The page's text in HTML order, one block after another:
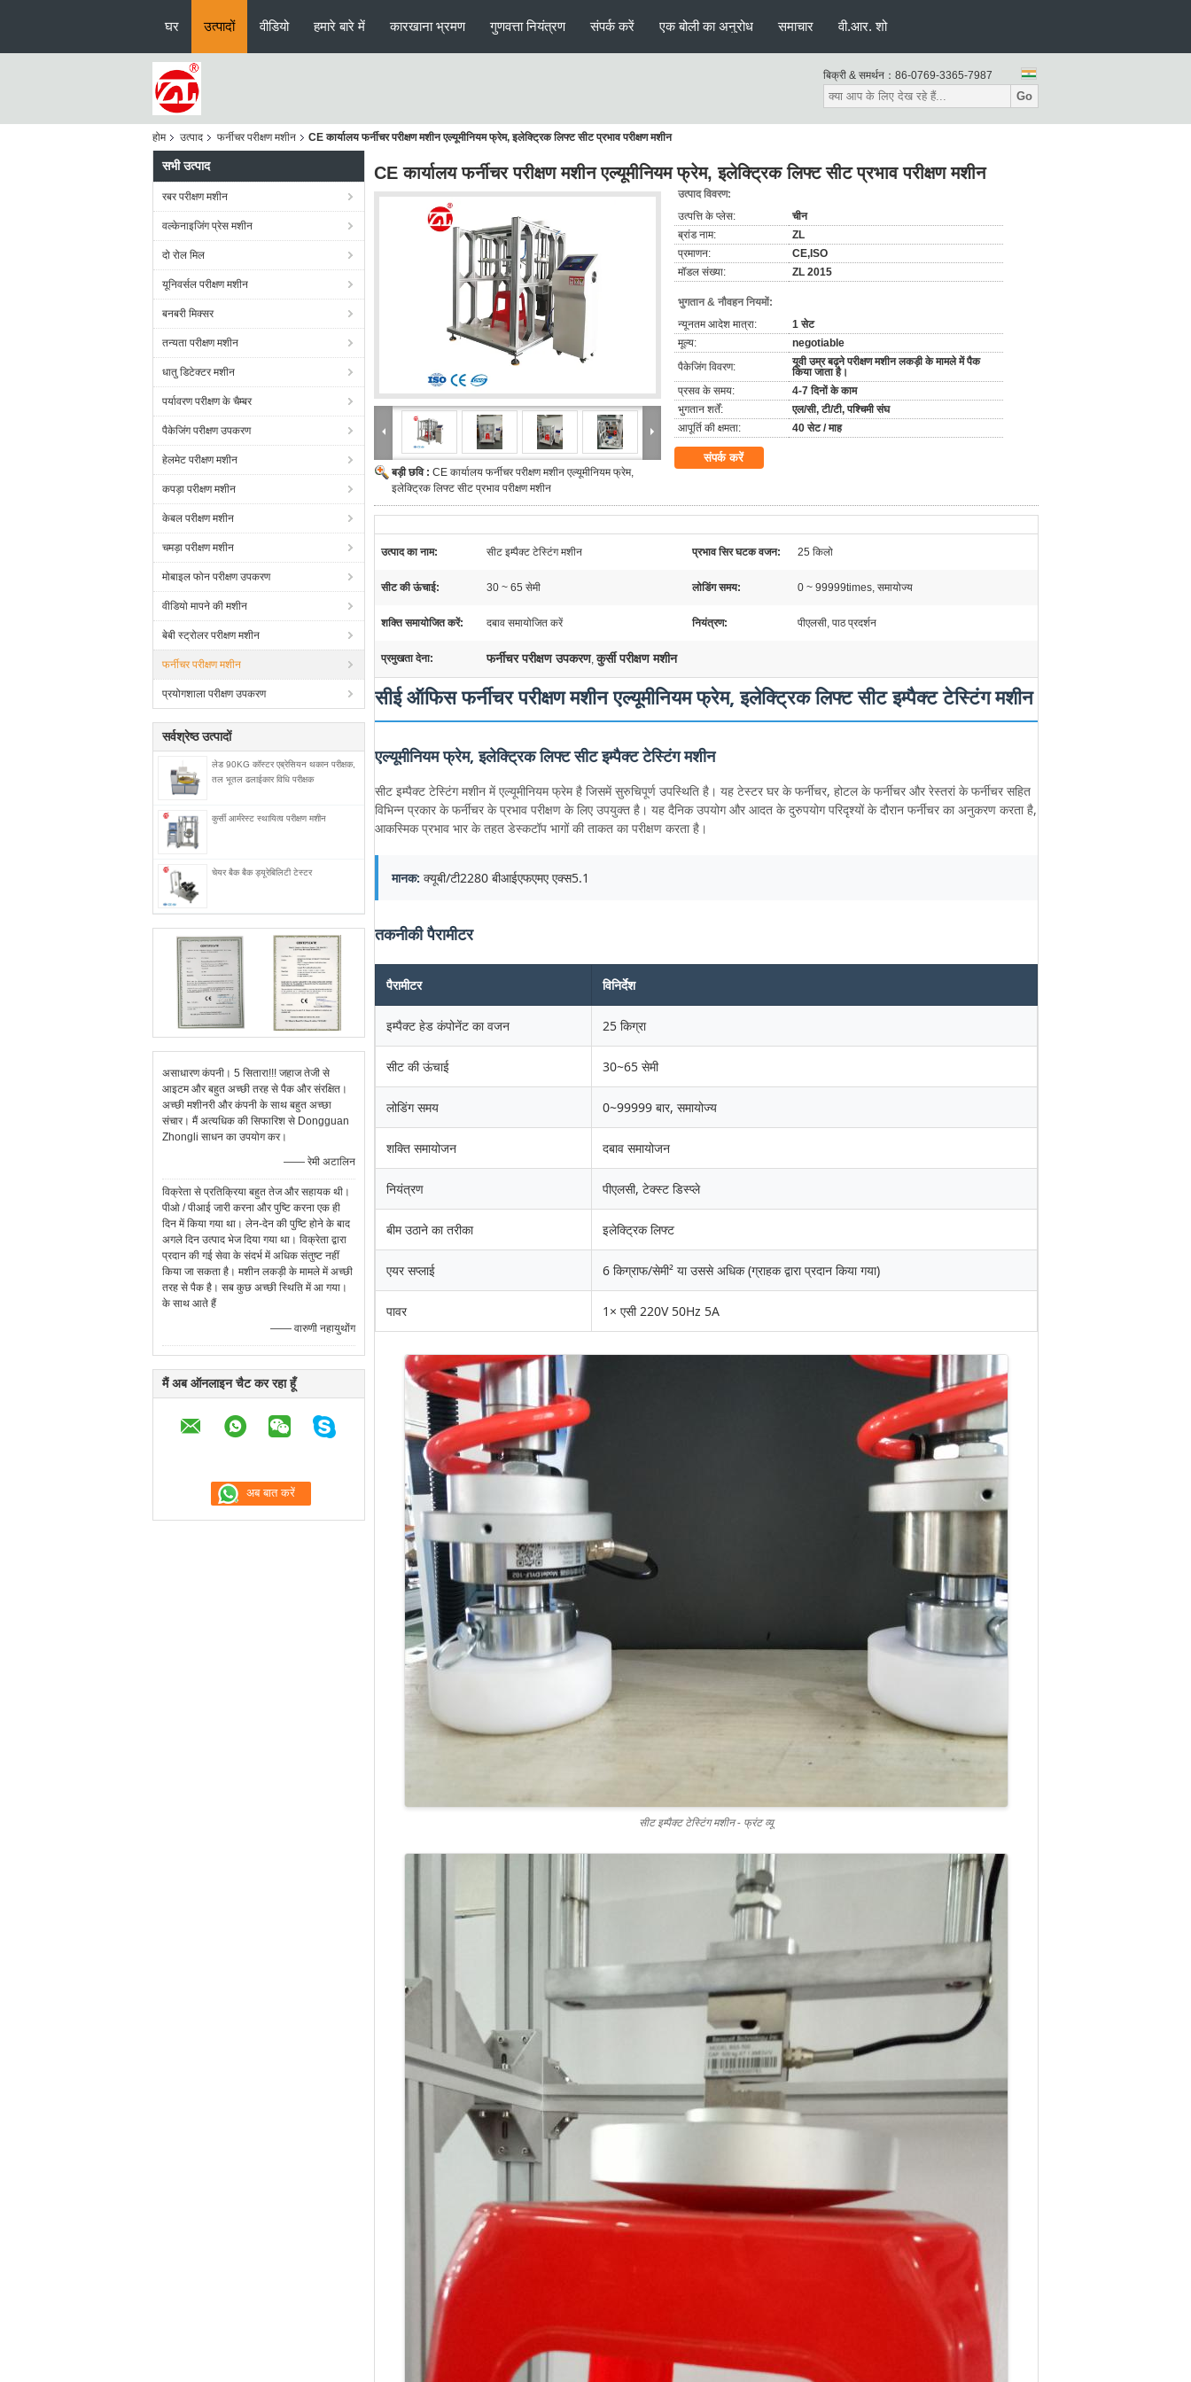
घर उत्पादों वीडियो हमारे बारे में कारखाना भ्रमण गुणवत्ता नियंत्रण संपर्क करें एक बोली का अनुरोध समाचार वी.आर. शो
बिक्री & समर्थन： 86-0769-3365-7987
Go
होम उत्पाद फर्नीचर परीक्षण मशीन CE कार्यालय फर्नीचर परीक्षण मशीन एल्यूमीनियम फ्रेम, इलेक्ट्रिक लिफ्ट सीट प्रभाव परीक्षण मशीन
सभी उत्पाद
रबर परीक्षण मशीन
वल्केनाइजिंग प्रेस मशीन
दो रोल मिल
यूनिवर्सल परीक्षण मशीन
बनबरी मिक्सर
तन्यता परीक्षण मशीन
धातु डिटेक्टर मशीन
पर्यावरण परीक्षण के चैम्बर
पैकेजिंग परीक्षण उपकरण
हेलमेट परीक्षण मशीन
कपड़ा परीक्षण मशीन
केबल परीक्षण मशीन
चमड़ा परीक्षण मशीन
मोबाइल फोन परीक्षण उपकरण
वीडियो मापने की मशीन
बेबी स्ट्रोलर परीक्षण मशीन
फर्नीचर परीक्षण मशीन
प्रयोगशाला परीक्षण उपकरण
सर्वश्रेष्ठ उत्पादों
लेड 90KG कॉस्टर एब्रेसियन थकान परीक्षक,
तल भूतल ढलाईकार विधि परीक्षक
कुर्सी आर्मरेस्ट स्थायित्व परीक्षण मशीन
चेयर बैक बैक ड्यूरेबिलिटी टेस्टर
असाधारण कंपनी। 5 सितारा!!! जहाज तेजी से
आइटम और बहुत अच्छी तरह से पैक और संरक्षित।
अच्छी मशीनरी और कंपनी के साथ बहुत अच्छा
संचार। मैं अत्यधिक की सिफारिश से Dongguan
Zhongli साधन का उपयोग कर।
—— रेमी अटालिन
विक्रेता से प्रतिक्रिया बहुत तेज और सहायक थी।
पीओ / पीआई जारी करना और पुष्टि करना एक ही
दिन में किया गया था। लेन-देन की पुष्टि होने के बाद
अगले दिन उत्पाद भेज दिया गया था। विक्रेता द्वारा
प्रदान की गई सेवा के संदर्भ में अधिक संतुष्ट नहीं
किया जा सकता है। मशीन लकड़ी के मामले में अच्छी
तरह से पैक है। सब कुछ अच्छी स्थिति में आ गया।
के साथ आते हैं
—— वारुणी नहायुथोंग
मैं अब ऑनलाइन चैट कर रहा हूँ
CE कार्यालय फर्नीचर परीक्षण मशीन एल्यूमीनियम फ्रेम, इलेक्ट्रिक लिफ्ट सीट प्रभाव परीक्षण मशीन
बड़ी छवि : CE कार्यालय फर्नीचर परीक्षण मशीन एल्यूमीनियम फ्रेम,
इलेक्ट्रिक लिफ्ट सीट प्रभाव परीक्षण मशीन
उत्पाद विवरण:
उत्पत्ति के प्लेस:
चीन
ब्रांड नाम:
ZL
प्रमाणन:
CE,ISO
मॉडल संख्या:
ZL 2015
भुगतान & नौवहन नियमों:
न्यूनतम आदेश मात्रा:
1 सेट
मूल्य:
negotiable
पैकेजिंग विवरण:
यूवी उम्र बढ़ने परीक्षण मशीन लकड़ी के मामले में पैक
किया जाता है।
प्रसव के समय:
4-7 दिनों के काम
भुगतान शर्तें:
एल/सी, टी/टी, पश्चिमी संघ
आपूर्ति की क्षमता:
40 सेट / माह
संपर्क करें
उत्पाद का नाम: सीट इम्पैक्ट टेस्टिंग मशीन प्रभाव सिर घटक वजन: 25 किलो
सीट की ऊंचाई: 30 ~ 65 सेमी लोडिंग समय: 0 ~ 99999times, समायोज्य
शक्ति समायोजित करें: दबाव समायोजित करें नियंत्रण: पीएलसी, पाठ प्रदर्शन
प्रमुखता देना: फर्नीचर परीक्षण उपकरण,कुर्सी परीक्षण मशीन
सीई ऑफिस फर्नीचर परीक्षण मशीन एल्यूमीनियम फ्रेम, इलेक्ट्रिक लिफ्ट सीट इम्पैक्ट टेस्टिंग मशीन
एल्यूमीनियम फ्रेम, इलेक्ट्रिक लिफ्ट सीट इम्पैक्ट टेस्टिंग मशीन
सीट इम्पैक्ट टेस्टिंग मशीन में एल्यूमीनियम फ्रेम है जिसमें सुरुचिपूर्ण उपस्थिति है। यह टेस्टर घर के फर्नीचर, होटल के फर्नीचर और रेस्तरां के फर्नीचर सहित
विभिन्न प्रकार के फर्नीचर के प्रभाव परीक्षण के लिए उपयुक्त है। यह दैनिक उपयोग और आदत के दुरुपयोग परिदृश्यों के दौरान फर्नीचर का अनुकरण करता है,
आकस्मिक प्रभाव भार के तहत डेस्कटॉप भागों की ताकत का परीक्षण करता है।
मानक: क्यूबी/टी2280 बीआईएफएमए एक्स5.1
तकनीकी पैरामीटर
पैरामीटर विनिर्देश
इम्पैक्ट हेड कंपोनेंट का वजन 25 किग्रा
सीट की ऊंचाई 30~65 सेमी
लोडिंग समय 0~99999 बार, समायोज्य
शक्ति समायोजन दबाव समायोजन
नियंत्रण पीएलसी, टेक्स्ट डिस्प्ले
बीम उठाने का तरीका इलेक्ट्रिक लिफ्ट
एयर सप्लाई 6 किग्राफ/सेमी² या उससे अधिक (ग्राहक द्वारा प्रदान किया गया)
पावर 1× एसी 220V 50Hz 5A
सीट इम्पैक्ट टेस्टिंग मशीन - फ्रंट व्यू